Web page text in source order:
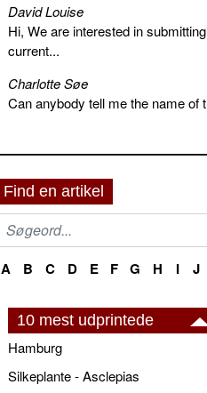
David Louise
Hi, We are interested in
current...
Charlotte Søe
Can anybody tell me the name of
Find en artikel
A B C D E F G H I J
10 mest udprintede
Hamburg
Silkeplante - Asclepias